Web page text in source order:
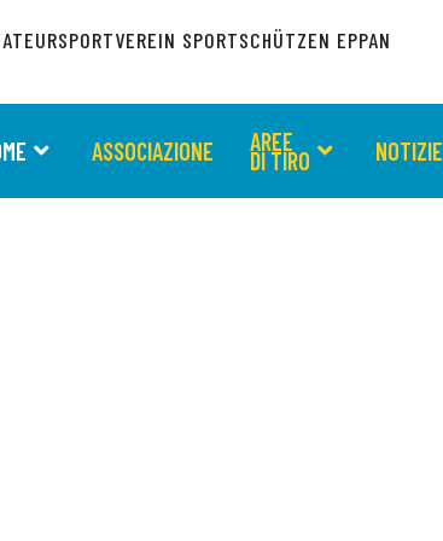
SPORTSCHÜTZEN EPPAN
ASSOCIAZIONE AREE
DI TIRO NOTIZIE